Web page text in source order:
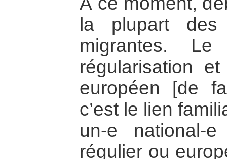
la plupart
migrantes.
régularisation
européen [de
c’est le lien
un-e national-
régulier ou